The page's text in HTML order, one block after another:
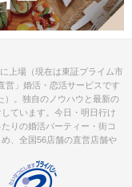
使用について＞
ます。アカウント
ールが受信可能な
持参ください。
充電切れなどによ
い場合は、ご参加
の際の参加費は
せていただきま
上場（現在は東証プライム市
営」婚活・恋活サービスです
）。独自のノウハウと最新の
ています。今日・明日行け
りの婚活パーティー・街コ
、全国56店舗の直営店舗や